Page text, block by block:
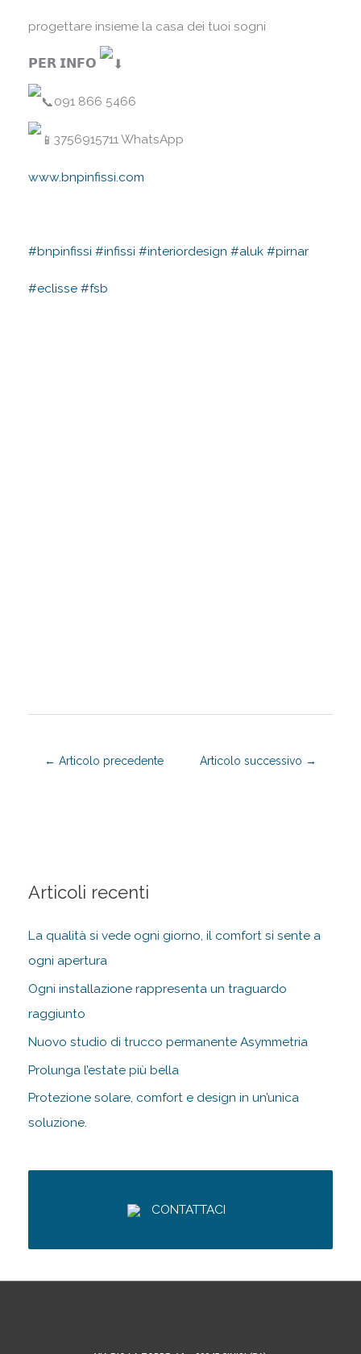
Articoli recenti
La qualità si vede ogni giorno, il comfort si sente a
ogni apertura
Ogni installazione rappresenta un traguardo
raggiunto
Nuovo studio di trucco permanente Asymmetria
Prolunga l’estate più bella
Protezione solare, comfort e design in un’unica
soluzione.
CONTATTACI
progettare insieme la casa dei tuoi sogni
𝗣𝗘𝗥 𝗜𝗡𝗙𝗢
091 866 5466⠀
3756915711 WhatsApp⠀
www.bnpinfissi.com
#bnpinfissi #infissi #interiordesign #aluk #pirnar
#eclisse #fsb
← Articolo precedente Articolo successivo →